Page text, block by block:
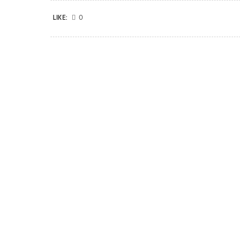
LIKE: 0